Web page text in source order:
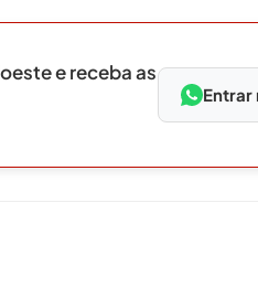
e receba as
Entrar